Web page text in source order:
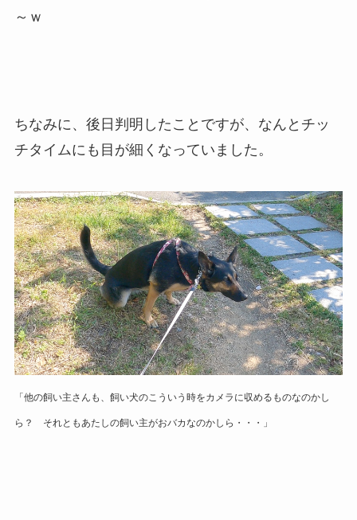
～ｗ
ちなみに、後日判明したことですが、なんとチッ
チタイムにも目が細くなっていました。
「他の飼い主さんも、飼い犬のこういう時をカメラに収めるものなのかし
ら？ それともあたしの飼い主がおバカなのかしら・・・」